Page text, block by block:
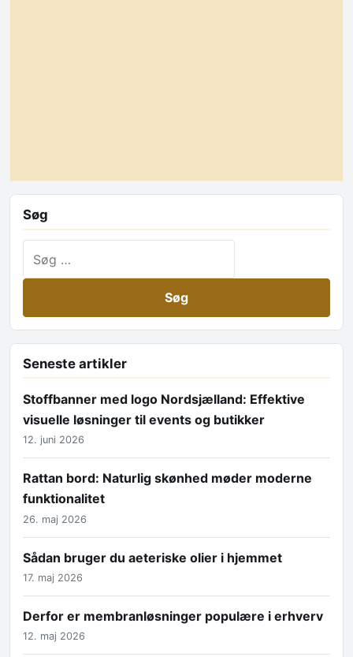
Søg
Seneste artikler
Stoffbanner med logo Nordsjælland: Effektive
visuelle løsninger til events og butikker
12. juni 2026
Rattan bord: Naturlig skønhed møder moderne
funktionalitet
26. maj 2026
Sådan bruger du aeteriske olier i hjemmet
17. maj 2026
Derfor er membranløsninger populære i erhverv
12. maj 2026